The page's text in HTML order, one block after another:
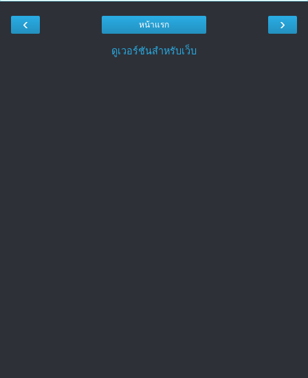
‹ ›
หน้าแรก
ดูเวอร์ชันสำหรับเว็บ